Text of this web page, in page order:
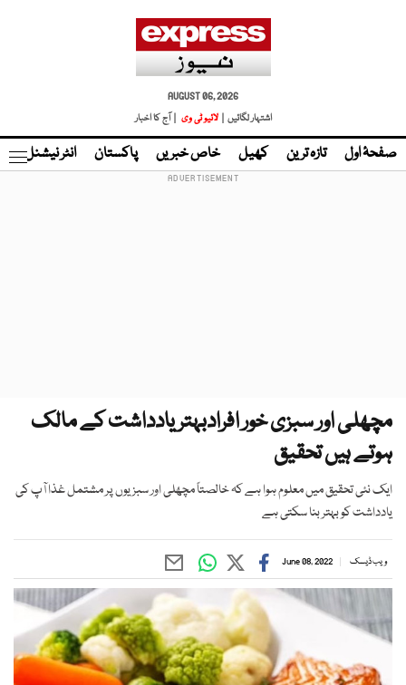
AUGUST 06, 2026
اشتہار لگائیں |
لائیو ٹی وی | آج کا اخبار
صفحۂ اول تازہ ترین کھیل خاص خبریں پاکستان انٹر نیشنل
مچھلی اور سبزی خور افرادبہتر یادداشت کے مالک
ہوتے ہیں تحقیق
ایک نئی تحقیق میں معلوم ہوا ہے کہ خالصتاً مچھلی اور سبزیوں پر مشتمل غذا آپ کی
یادداشت کو بہتر بنا سکتی ہے
ویب ڈیسک June 08, 2022